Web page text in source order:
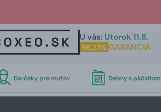
U vás: Utorok 11.8.
98,23% GARANCIA
Darčeky pre mužov Debny s páčidlom